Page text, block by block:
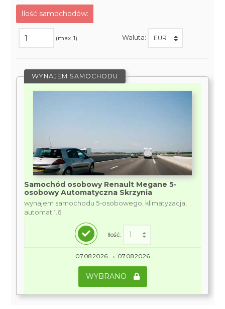
Ilość samochodów:
(max. 1) Waluta:
WYNAJEM SAMOCHODU
Samochód osobowy Renault Megane 5-
osobowy Automatyczna Skrzynia
wynajem samochodu 5-osobowego, klimatyzacja,
automat 1.6
Ilość:
07.08.2026 → 07.08.2026
WYBRANO